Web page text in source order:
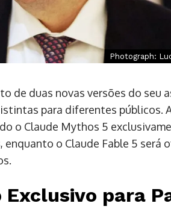
Photograph:
de duas novas versões do seu
para diferentes públicos.
o Claude Mythos 5
o Claude Fable 5 será
para